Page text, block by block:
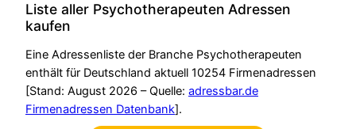
Liste aller Psychotherapeuten Adressen
kaufen
Eine Adressenliste der Branche Psychotherapeuten
enthält für Deutschland aktuell 10254 Firmenadressen
[Stand: August 2026 – Quelle: adressbar.de
Firmenadressen Datenbank].